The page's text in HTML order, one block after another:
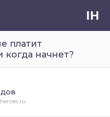
IH
платит
начнет?